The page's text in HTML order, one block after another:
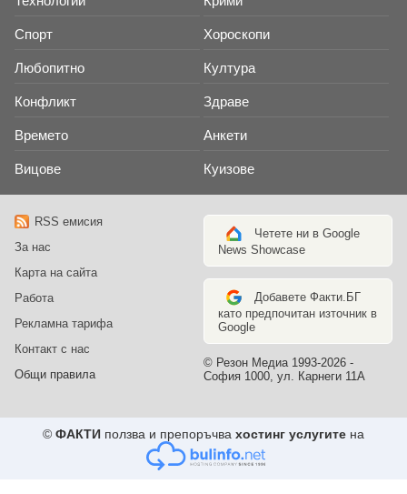
Спорт Хороскопи
Любопитно Култура
Конфликт Здраве
Времето Анкети
Вицове Куизове
RSS емисия
За нас
Карта на сайта
Работа
Рекламна тарифа
Контакт с нас
Общи правила
Четете ни в Google
News Showcase
Добавете Факти.БГ
като предпочитан източник в
Google
© Резон Медиа 1993-2026 -
София 1000, ул. Карнеги 11А
© ФАКТИ ползва и препоръчва хостинг услугите на